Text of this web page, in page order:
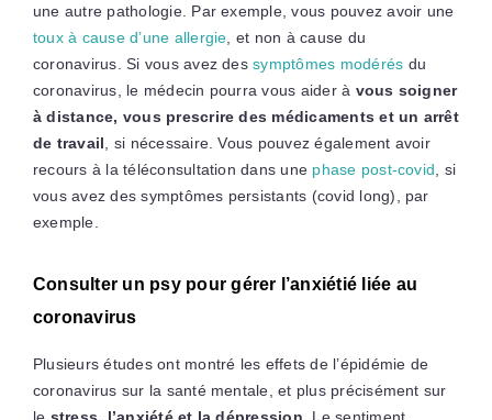
une autre pathologie. Par exemple, vous pouvez avoir une
toux à cause d’une allergie, et non à cause du
coronavirus. Si vous avez dessymptômes modérés du
coronavirus, le médecin pourra vous aider à vous soigner
à distance, vous prescrire des médicaments et un arrêt
de travail, si nécessaire. Vous pouvez également avoir
recours à la téléconsultation dans une phase post-covid, si
vous avez des symptômes persistants (covid long), par
exemple.
Consulter un psy pour gérer l’anxiétié liée au
coronavirus
Plusieurs études ont montré les effets de l’épidémie de
coronavirus sur la santé mentale, et plus précisément sur